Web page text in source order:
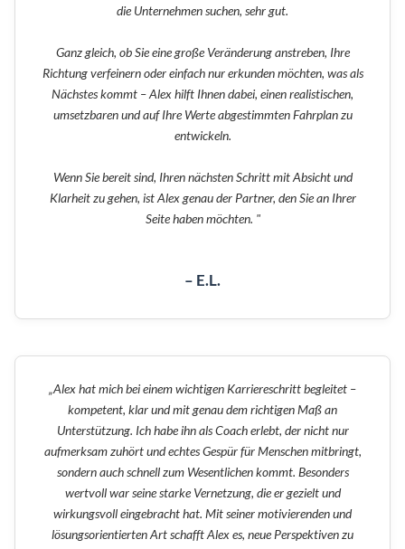
die Unternehmen suchen, sehr gut.
Ganz gleich, ob Sie eine große Veränderung anstreben, Ihre
Richtung verfeinern oder einfach nur erkunden möchten, was als
Nächstes kommt – Alex hilft Ihnen dabei, einen realistischen,
umsetzbaren und auf Ihre Werte abgestimmten Fahrplan zu
entwickeln.
Wenn Sie bereit sind, Ihren nächsten Schritt mit Absicht und
Klarheit zu gehen, ist Alex genau der Partner, den Sie an Ihrer
Seite haben möchten. "
– E.L.
„Alex hat mich bei einem wichtigen Karriereschritt begleitet –
kompetent, klar und mit genau dem richtigen Maß an
Unterstützung. Ich habe ihn als Coach erlebt, der nicht nur
aufmerksam zuhört und echtes Gespür für Menschen mitbringt,
sondern auch schnell zum Wesentlichen kommt. Besonders
wertvoll war seine starke Vernetzung, die er gezielt und
wirkungsvoll eingebracht hat. Mit seiner motivierenden und
lösungsorientierten Art schafft Alex es, neue Perspektiven zu